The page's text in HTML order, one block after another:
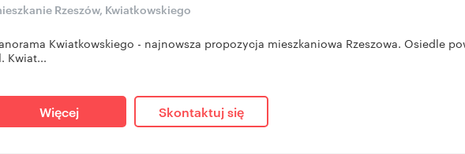
Rzeszów, Kwiatkowskiego
Kwiatkowskiego - najnowsza propozycja mieszkaniowa Rzeszowa. Osiedle
Kwiat...
Więcej Skontaktuj się